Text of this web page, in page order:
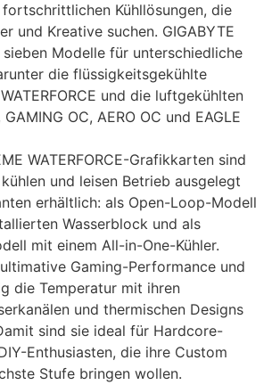
Kühllösungen, die
und Kreative suchen. GIGABYTE
Modelle für unterschiedliche
die flüssigkeitsgekühlte
und die luftgekühlten
GAMING OC, AERO OC und EAGLE
WATERFORCE-Grafikkarten sind
und leisen Betrieb ausgelegt
erhältlich: als Open-Loop-Modell
Wasserblock und als
mit einem All-in-One-Kühler.
Gaming-Performance und
die Temperatur mit ihren
und thermischen Designs
sind sie ideal für Hardcore-
Enthusiasten, die ihre Custom
Stufe bringen wollen.